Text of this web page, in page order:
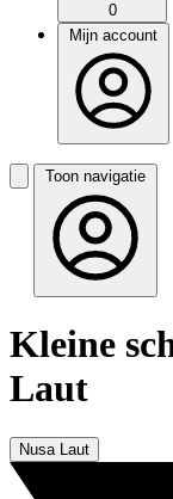
0
Mijn account
Toon navigatie
Kleine
Laut
Nusa Laut